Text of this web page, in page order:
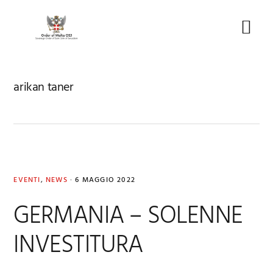
arikan taner
EVENTI, NEWS · 6 MAGGIO 2022
GERMANIA – SOLENNE
INVESTITURA